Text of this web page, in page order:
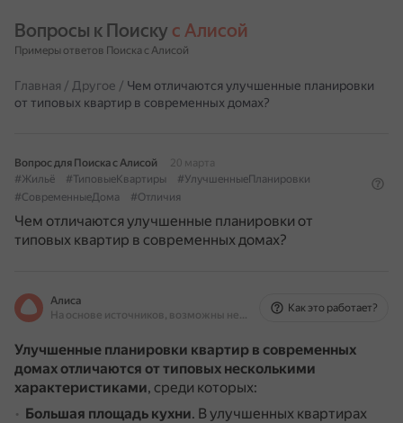
Вопросы к Поиску с Алисой
Примеры ответов Поиска с Алисой
Главная / Другое / Чем отличаются улучшенные планировки
от типовых квартир в современных домах?
Вопрос для Поиска с Алисой
20 марта
#Жильё
#ТиповыеКвартиры
#УлучшенныеПланировки
#СовременныеДома
#Отличия
Чем отличаются улучшенные планировки от
типовых квартир в современных домах?
Алиса
На основе источников, возможны неточности
Как это работает?
Улучшенные планировки квартир в современных
домах отличаются от типовых несколькими
характеристиками, среди которых:
Большая площадь кухни. В улучшенных квартирах